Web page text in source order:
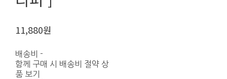
11,880원
배송비 -
함께 구매 시 배송비 절약 상
품 보기